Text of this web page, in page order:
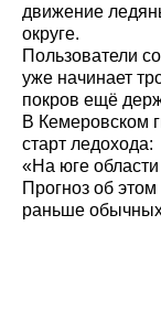
движение
округе.
Пользователи
уже начинает
покров ещё
В Кемеровском
старт ледохода:
«На юге
Прогноз об
раньше